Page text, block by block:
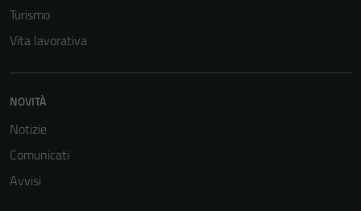
Turismo
Vita lavorativa
NOVITÀ
Notizie
Comunicati
Avvisi